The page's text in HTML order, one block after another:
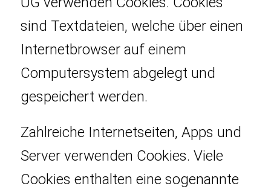
sind Textdateien, welche über einen
Internetbrowser auf einem
Computersystem abgelegt und
gespeichert werden.
Zahlreiche Internetseiten, Apps und
Server verwenden Cookies. Viele
Cookies enthalten eine sogenannte